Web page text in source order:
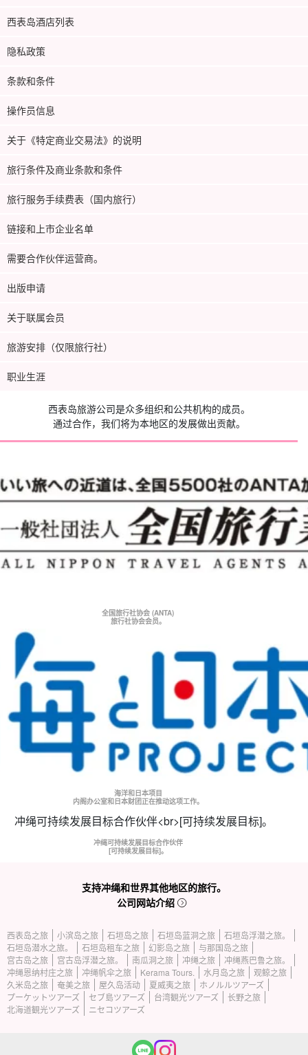
西表岛酒店列表
隐私政策
条款和条件
操作员信息
关于《特定商业交易法》的说明
旅行条件及商业条款和条件
旅行服务手续费表（国内旅行）
链接和上市企业名单
需要合作伙伴运营商。
出版申请
关于联属会员
旅游安排（仅限旅行社）
职业生涯
西表岛旅游公司是众多组织和公共机构的成员。
通过合作，我们将为本地区的发展做出贡献。
全国旅行社协会 (ANTA)
旅行社协会会员。
海洋和日本项目
内阁办公室和日本财团正在推动这项工作。
冲绳可持续发展目标合作伙伴
[可持续发展目标]。
支持冲绳和世界其他地区的旅行。
公司网站介绍
西表岛之旅 小滨岛之旅 石垣岛之旅 石垣岛蓝洞之旅
石垣岛浮潜之旅。
石垣岛潜水之旅。
石垣岛租车之旅 幻影岛之旅
与那国岛之旅
宫古岛之旅
宫古岛浮潜之旅。 南瓜洞之旅 冲绳之旅
冲绳燕巴鲁之旅。
冲绳恩纳村庄之旅
冲绳帆伞之旅 Kerama Tours. 水月岛之旅
观鲸之旅
久米岛之旅
奄美之旅 屋久岛活动 夏威夷之旅
ホノルルツアーズ
プーケットツアーズ
セブ島ツアーズ 台湾観光ツアーズ
长野之旅
北海道観光ツアーズ
ニセコツアーズ